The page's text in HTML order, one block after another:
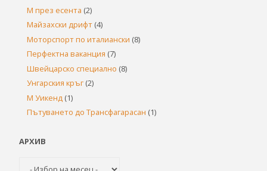
М през есента (2)
Майзахски дрифт (4)
Моторспорт по италиански (8)
Перфектна ваканция (7)
Швейцарско специално (8)
Унгарския кръг (2)
М Уикенд (1)
Пътуването до Трансфагарасан (1)
АРХИВ